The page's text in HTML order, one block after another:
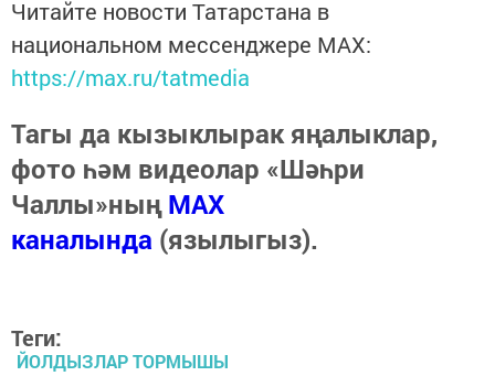
Читайте новости Татарстана в
национальном мессенджере MАХ:
https://max.ru/tatmedia
Тагы да кызыклырак яңалыклар,
фото һәм видеолар «Шәһри
Чаллы»ныңMAX
каналында (язылыгыз).
Теги:
ЙОЛДЫЗЛАР ТОРМЫШЫ